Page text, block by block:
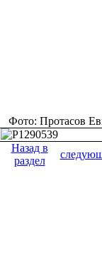
Фото: Протасов
Назад в
раздел